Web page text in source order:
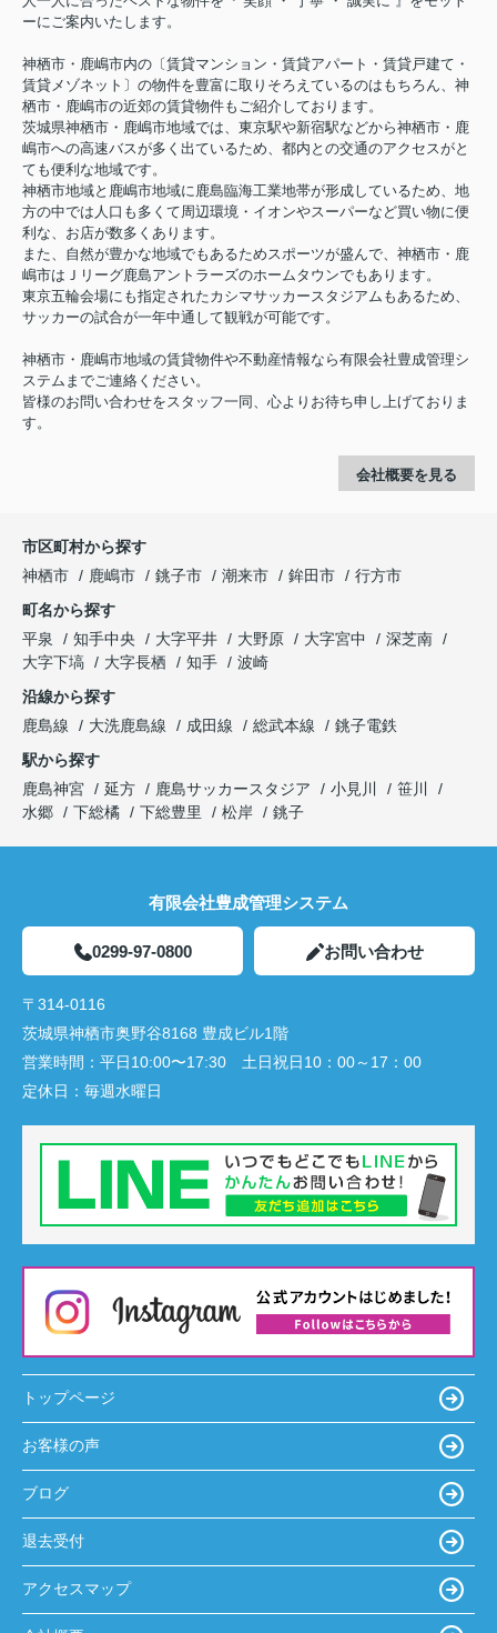
ーにご案内いたします。
神栖市・鹿嶋市内の〔賃貸マンション・賃貸アパート・賃貸戸建て・
賃貸メゾネット〕の物件を豊富に取りそろえているのはもちろん、神
栖市・鹿嶋市の近郊の賃貸物件もご紹介しております。
茨城県神栖市・鹿嶋市地域では、東京駅や新宿駅などから神栖市・鹿
嶋市への高速バスが多く出ているため、都内との交通のアクセスがと
ても便利な地域です。
神栖市地域と鹿嶋市地域に鹿島臨海工業地帯が形成しているため、地
方の中では人口も多くて周辺環境・イオンやスーパーなど買い物に便
利な、お店が数多くあります。
また、自然が豊かな地域でもあるためスポーツが盛んで、神栖市・鹿
嶋市はＪリーグ鹿島アントラーズのホームタウンでもあります。
東京五輪会場にも指定されたカシマサッカースタジアムもあるため、
サッカーの試合が一年中通して観戦が可能です。
神栖市・鹿嶋市地域の賃貸物件や不動産情報なら有限会社豊成管理シ
ステムまでご連絡ください。
皆様のお問い合わせをスタッフ一同、心よりお待ち申し上げておりま
す。
会社概要を見る
市区町村から探す
神栖市
鹿嶋市 銚子市 潮来市 鉾田市
行方市
町名から探す
平泉
知手中央 大字平井 大野原 大字宮中
深芝南
大字下塙
大字長栖 知手
波崎
沿線から探す
鹿島線
大洗鹿島線 成田線 総武本線
銚子電鉄
駅から探す
鹿島神宮
延方 鹿島サッカースタジア 小見川
笹川
水郷
下総橘 下総豊里 松岸 銚子
有限会社豊成管理システム
0299-97-0800 お問い合わせ
〒314-0116
茨城県神栖市奥野谷8168 豊成ビル1階
営業時間： 平日10:00〜17:30 土日祝日10：00～17：00
定休日： 毎週水曜日
トップページ
お客様の声
ブログ
退去受付
アクセスマップ